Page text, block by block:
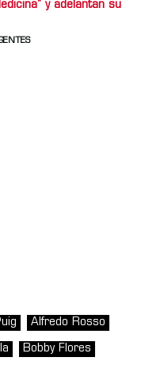
y adelantan su
Alfredo Rosso
Bobby Flores